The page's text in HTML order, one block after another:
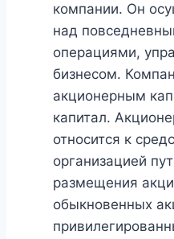
компании. Он
над
операциями,
бизнесом.
акционерным
капитал.
относится к
организацией
размещения
обыкновенных